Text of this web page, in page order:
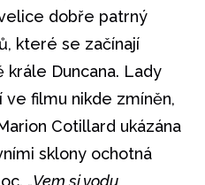
dobře patrný
které se začínají
Duncana. Lady
filmu nikde zmíněn,
Cotillard ukázána
sklony ochotná